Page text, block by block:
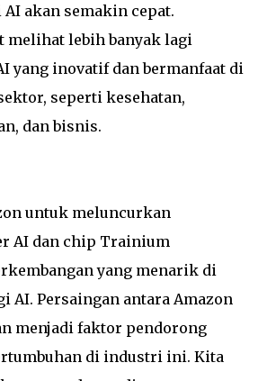
akan semakin cepat.
melihat lebih banyak lagi
yang inovatif dan bermanfaat di
seperti kesehatan,
dan bisnis.
untuk meluncurkan
AI dan chip Trainium
yang menarik di
AI. Persaingan antara Amazon
menjadi faktor pendorong
di industri ini. Kita